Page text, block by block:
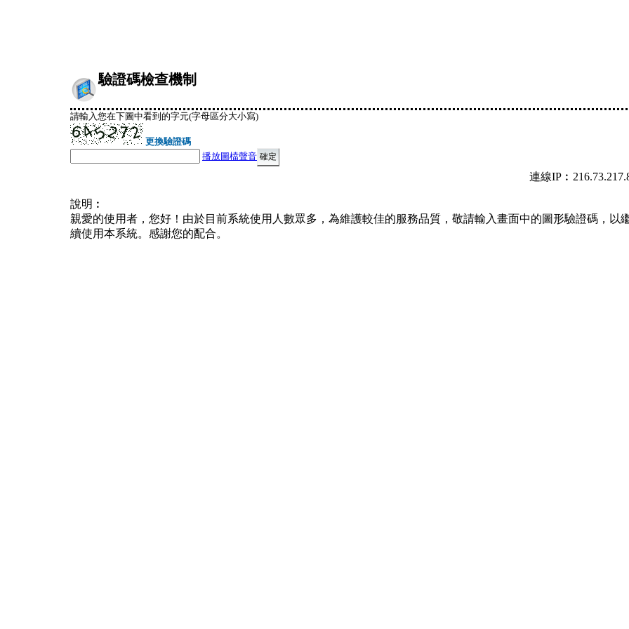
驗證碼檢查機制
請輸入您在下圖中看到的字元(字母區分大小寫)
更換驗證碼
播放圖檔聲音
連線
說明︰
親愛的使用者，您好！由於目前系統使用人數眾多，為維護較佳的服務品質，敬請輸入畫面中的圖形驗證碼，以
續使用本系統。感謝您的配合。